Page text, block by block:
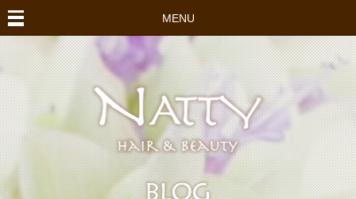
MENU